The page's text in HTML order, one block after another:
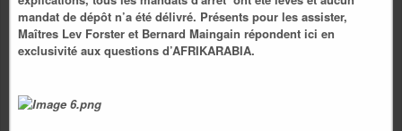
mandat de dépôt n’a été délivré. Présents pour les assister,
Maîtres Lev Forster et Bernard Maingain répondent ici en
exclusivité aux questions d’AFRIKARABIA.